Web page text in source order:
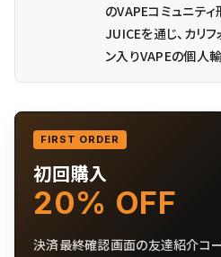
のVAPEコミュニテ
JUICEを通じ、カリ
ン入りVAPEの個人
FIRST ORDER
初回購入
20% OFF
決済最終確認画面の友達紹介コー